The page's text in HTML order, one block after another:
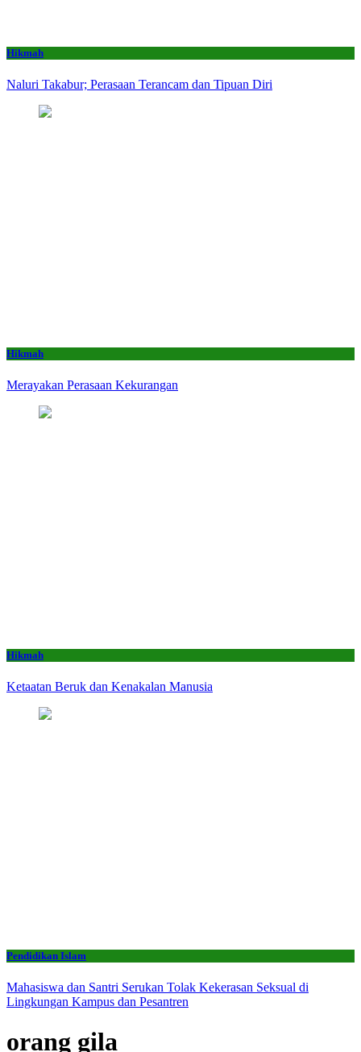
Hikmah
Naluri Takabur; Perasaan Terancam dan Tipuan Diri
Hikmah
Merayakan Perasaan Kekurangan
Hikmah
Ketaatan Beruk dan Kenakalan Manusia
Pendidikan Islam
Mahasiswa dan Santri Serukan Tolak Kekerasan Seksual di
Lingkungan Kampus dan Pesantren
orang gila